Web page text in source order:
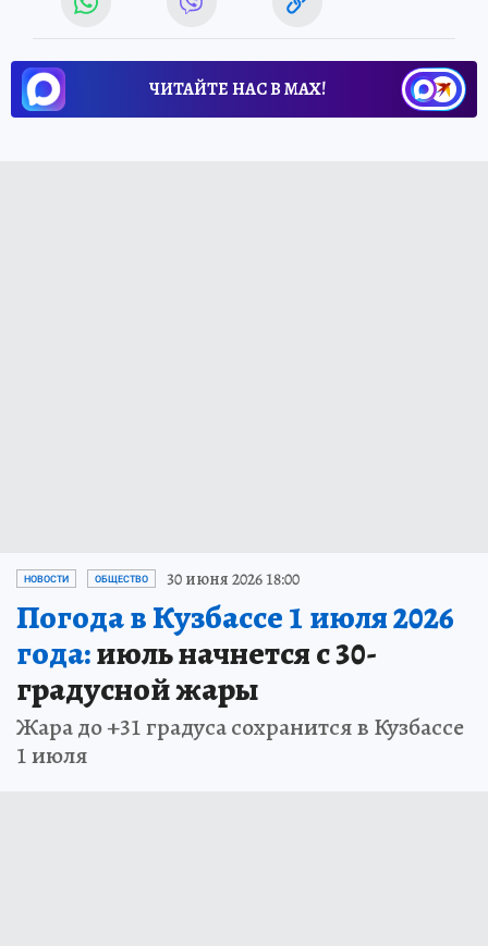
ЧИТАЙТЕ НАС В МАХ!
НОВОСТИ ОБЩЕСТВО 30 июня 2026 18:00
Погода в Кузбассе 1 июля 2026
года:июль начнется с 30-
градусной жары
Жара до +31 градуса сохранится в Кузбассе
1 июля